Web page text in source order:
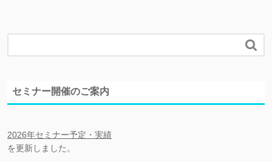

セミナー開催のご案内
2026年セミナー予定・実績
を更新しました。